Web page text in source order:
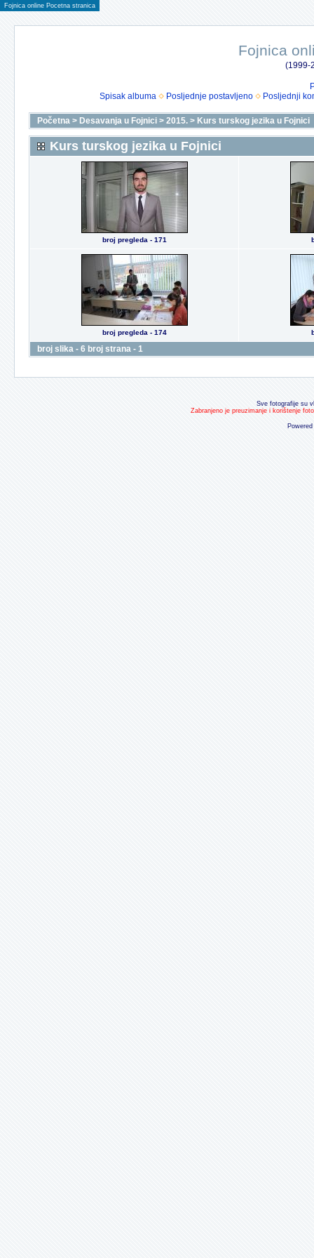
Fojnica online Pocetna stranica
Fojnica
(1999-
Spisak albuma
Posljednje postavljeno Posljednji
Početna > Desavanja u Fojnici > 2015. > Kurs turskog jezika u Fojnici
Kurs turskog jezika u Fojnici
broj pregleda - 171
broj pregleda - 174
broj slika - 6 broj strana - 1
Sve fotografije su
Zabranjeno je preuzimanje i korištenje